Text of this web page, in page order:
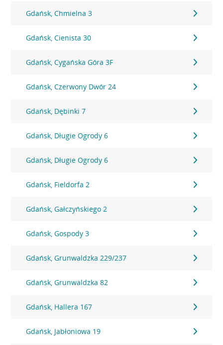
Gdańsk, Chmielna 3
Gdańsk, Cienista 30
Gdańsk, Cygańska Góra 3F
Gdańsk, Czerwony Dwór 24
Gdańsk, Dębinki 7
Gdańsk, Długie Ogrody 6
Gdańsk, Długie Ogrody 6
Gdańsk, Fieldorfa 2
Gdańsk, Gałczyńskiego 2
Gdańsk, Gospody 3
Gdańsk, Grunwaldzka 229/237
Gdańsk, Grunwaldzka 82
Gdańsk, Hallera 167
Gdańsk, Jabłoniowa 19